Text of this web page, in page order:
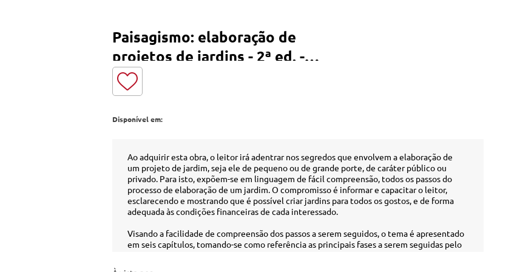
Paisagismo: elaboração de
projetos de jardins - 2ª ed. -
Impresso
Disponível em:
Ao adquirir esta obra, o leitor irá adentrar nos segredos que envolvem a elaboração de
um projeto de jardim, seja ele de pequeno ou de grande porte, de caráter público ou
privado. Para isto, expõem-se em linguagem de fácil compreensão, todos os passos do
processo de elaboração de um jardim. O compromisso é informar e capacitar o leitor,
esclarecendo e mostrando que é possível criar jardins para todos os gostos, e de forma
adequada às condições financeiras de cada interessado.
Visando a facilidade de compreensão dos passos a serem seguidos, o tema é apresentado
em seis capítulos, tomando-se como referência as principais fases a serem seguidas pelo